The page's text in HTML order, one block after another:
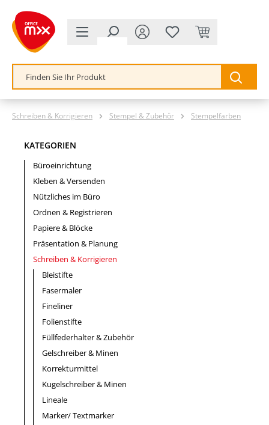
springen
Schreiben & Korrigieren Stempel & Zubehör Stempelfarben
KATEGORIEN
Büroeinrichtung
Kleben & Versenden
Nützliches im Büro
Ordnen & Registrieren
Papiere & Blöcke
Präsentation & Planung
Schreiben & Korrigieren
Bleistifte
Fasermaler
Fineliner
Folienstifte
Füllfederhalter & Zubehör
Gelschreiber & Minen
Korrekturmittel
Kugelschreiber & Minen
Lineale
Marker/ Textmarker